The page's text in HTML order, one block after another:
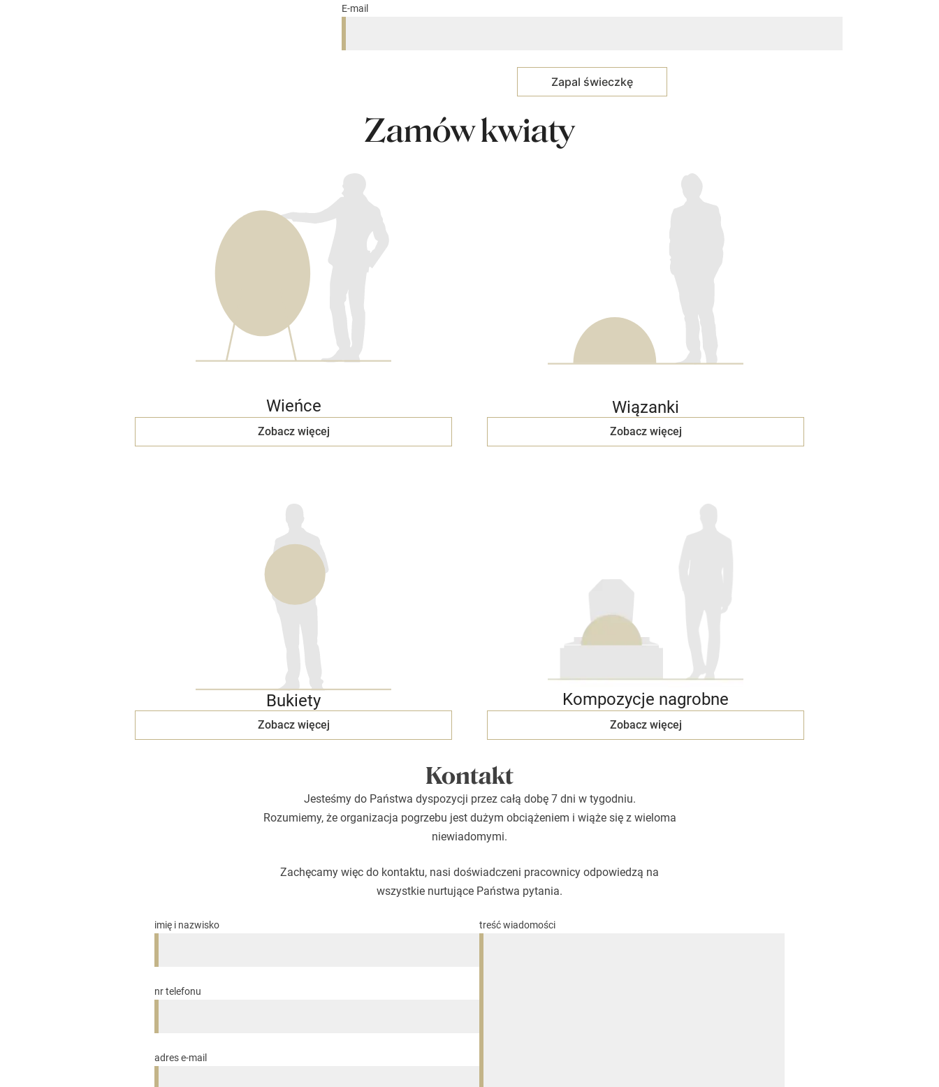
E-mail
Zamów kwiaty
Wieńce
Zobacz więcej
Wiązanki
Zobacz więcej
Bukiety
Zobacz więcej
Kompozycje nagrobne
Zobacz więcej
Kontakt
Jesteśmy do Państwa dyspozycji przez całą dobę 7 dni w tygodniu.
Rozumiemy, że organizacja pogrzebu jest dużym obciążeniem i wiąże się z wieloma
niewiadomymi.
Zachęcamy więc do kontaktu, nasi doświadczeni pracownicy odpowiedzą na
wszystkie nurtujące Państwa pytania.
imię i nazwisko
nr telefonu
adres e-mail
treść wiadomości